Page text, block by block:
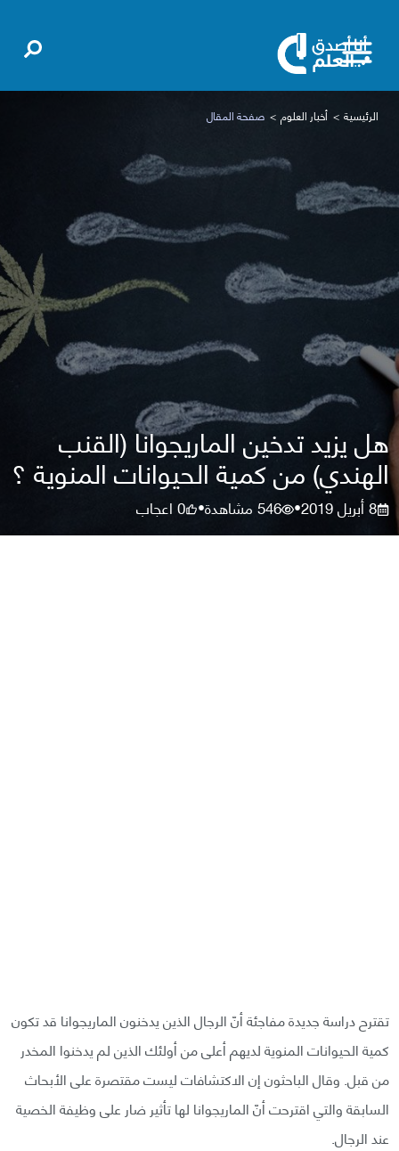
الرئيسية أخبار العلوم صفحة المقال
هل يزيد تدخين الماريجوانا (القنب
الهندي) من كمية الحيوانات المنوية ؟
8 أبريل 2019 •
546مشاهدة•
0اعجاب
تقترح دراسة جديدة مفاجئة أنّ الرجال الذين يدخنون الماريجوانا قد تكون
كمية الحيوانات المنوية لديهم أعلى من أولئك الذين لم يدخنوا المخدر
من قبل. وقال الباحثون إن الاكتشافات ليست مقتصرة على الأبحاث
السابقة والتي اقترحت أنّ الماريجوانا لها تأثير ضار على وظيفة الخصية
عند الرجال.